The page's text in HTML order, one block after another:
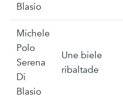
Blasio
Michele
Polo
Serena
Di
Blasio
Une biele
ribaltade